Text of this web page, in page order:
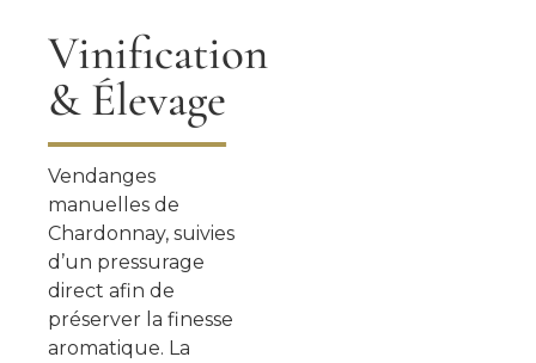
Vinification
& Élevage
Vendanges
manuelles de
Chardonnay, suivies
d’un pressurage
direct afin de
préserver la finesse
aromatique. La